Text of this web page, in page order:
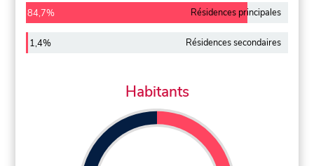
84,7% Résidences principales
1,4% Résidences secondaires
Habitants